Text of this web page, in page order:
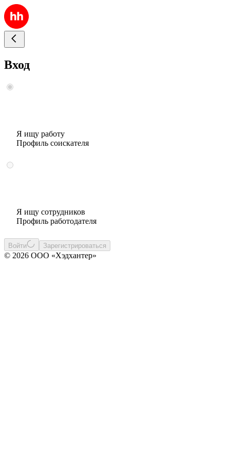
Вход
Я ищу работу
Профиль соискателя
Я ищу сотрудников
Профиль работодателя
Войти Зарегистрироваться
© 2026 ООО «Хэдхантер»